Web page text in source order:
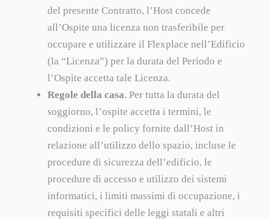
del presente Contratto, l’Host concede
all’Ospite una licenza non trasferibile per
occupare e utilizzare il Flexplace nell’Edificio
(la “Licenza”) per la durata del Periodo e
l’Ospite accetta tale Licenza.
Regole della casa. Per tutta la durata del
soggiorno, l’ospite accetta i termini, le
condizioni e le policy fornite dall’Host in
relazione all’utilizzo dello spazio, incluse le
procedure di sicurezza dell’edificio, le
procedure di accesso e utilizzo dei sistemi
informatici, i limiti massimi di occupazione, i
requisiti specifici delle leggi statali e altri